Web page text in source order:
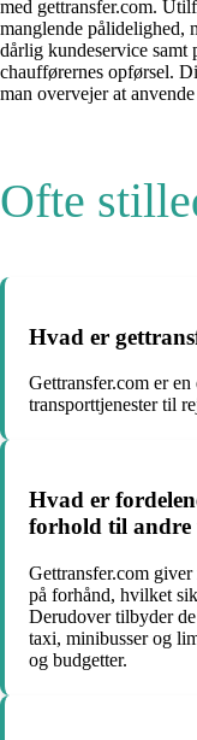
med gettransfer.com.
manglende pålidelighed,
dårlig kundeservice samt
chaufførernes opførsel.
man overvejer at
Ofte
Hvad er
Gettransfer.com er
transporttjenester til
Hvad er
forhold til andre
Gettransfer.com
på forhånd, hvilket
Derudover tilbyder
taxi, minibusser og
og budgetter.